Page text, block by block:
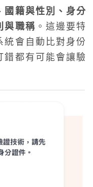
國籍與性別、身分
與職稱 。這邊要特
統會自動比對身份
錯都有可能會讓驗